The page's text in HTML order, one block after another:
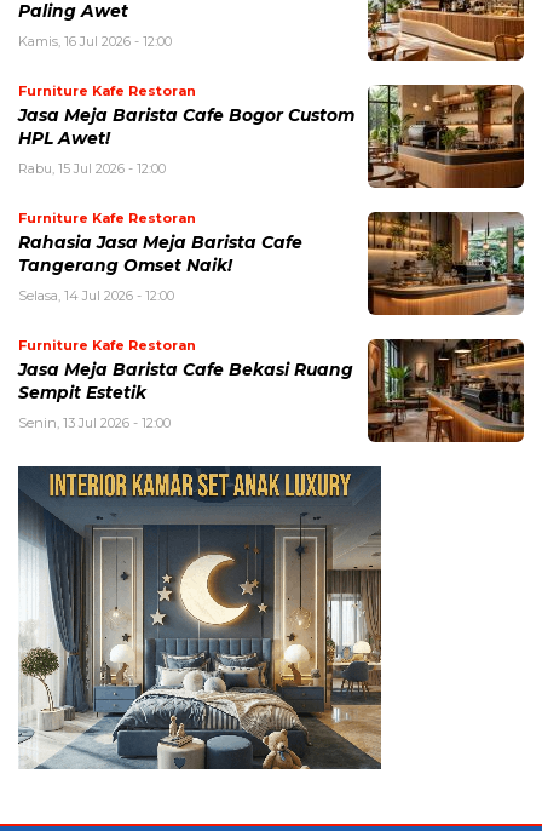
Paling Awet
Kamis, 16 Jul 2026 - 12:00
Furniture Kafe Restoran
Jasa Meja Barista Cafe Bogor Custom
HPL Awet!
Rabu, 15 Jul 2026 - 12:00
Furniture Kafe Restoran
Rahasia Jasa Meja Barista Cafe
Tangerang Omset Naik!
Selasa, 14 Jul 2026 - 12:00
Furniture Kafe Restoran
Jasa Meja Barista Cafe Bekasi Ruang
Sempit Estetik
Senin, 13 Jul 2026 - 12:00